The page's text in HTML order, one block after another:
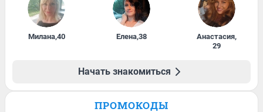
Милана,40 Елена,38 Анастасия,
29
Начать знакомиться
ПРОМОКОДЫ